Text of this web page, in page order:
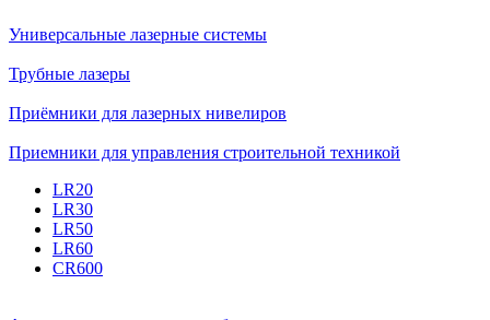
Универсальные лазерные системы
Трубные лазеры
Приёмники для лазерных нивелиров
Приемники для управления строительной техникой
LR20
LR30
LR50
LR60
CR600